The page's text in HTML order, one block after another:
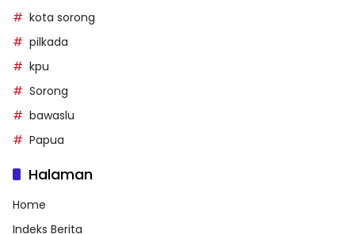
kota sorong
pilkada
kpu
Sorong
bawaslu
Papua
Halaman
Home
Indeks Berita